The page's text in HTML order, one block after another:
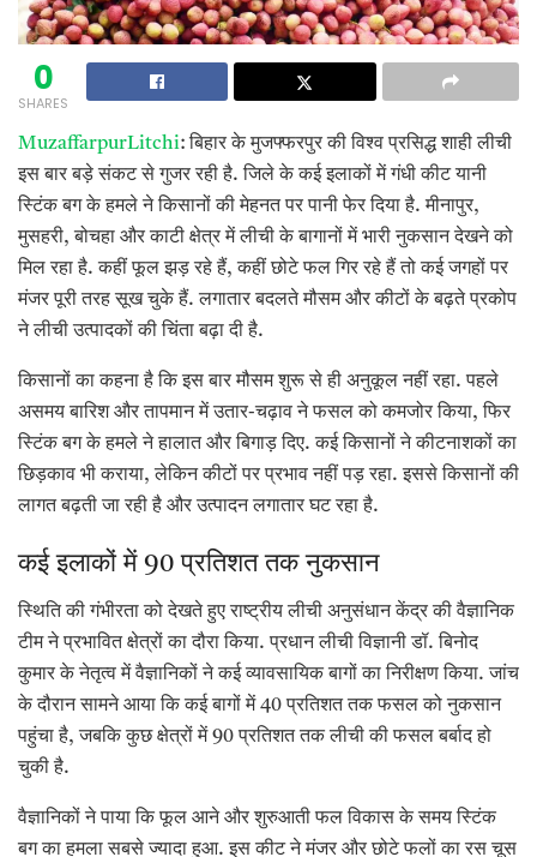
0
SHARES
MuzaffarpurLitchi: बिहार के मुजफ्फरपुर की विश्व प्रसिद्ध शाही लीची
इस बार बड़े संकट से गुजर रही है. जिले के कई इलाकों में गंधी कीट यानी
स्टिंक बग के हमले ने किसानों की मेहनत पर पानी फेर दिया है. मीनापुर,
मुसहरी, बोचहा और काटी क्षेत्र में लीची के बागानों में भारी नुकसान देखने को
मिल रहा है. कहीं फूल झड़ रहे हैं, कहीं छोटे फल गिर रहे हैं तो कई जगहों पर
मंजर पूरी तरह सूख चुके हैं. लगातार बदलते मौसम और कीटों के बढ़ते प्रकोप
ने लीची उत्पादकों की चिंता बढ़ा दी है.
किसानों का कहना है कि इस बार मौसम शुरू से ही अनुकूल नहीं रहा. पहले
असमय बारिश और तापमान में उतार-चढ़ाव ने फसल को कमजोर किया, फिर
स्टिंक बग के हमले ने हालात और बिगाड़ दिए. कई किसानों ने कीटनाशकों का
छिड़काव भी कराया, लेकिन कीटों पर प्रभाव नहीं पड़ रहा. इससे किसानों की
लागत बढ़ती जा रही है और उत्पादन लगातार घट रहा है.
कई इलाकों में 90 प्रतिशत तक नुकसान
स्थिति की गंभीरता को देखते हुए राष्ट्रीय लीची अनुसंधान केंद्र की वैज्ञानिक
टीम ने प्रभावित क्षेत्रों का दौरा किया. प्रधान लीची विज्ञानी डॉ. बिनोद
कुमार के नेतृत्व में वैज्ञानिकों ने कई व्यावसायिक बागों का निरीक्षण किया. जांच
के दौरान सामने आया कि कई बागों में 40 प्रतिशत तक फसल को नुकसान
पहुंचा है, जबकि कुछ क्षेत्रों में 90 प्रतिशत तक लीची की फसल बर्बाद हो
चुकी है.
वैज्ञानिकों ने पाया कि फूल आने और शुरुआती फल विकास के समय स्टिंक
बग का हमला सबसे ज्यादा हुआ. इस कीट ने मंजर और छोटे फलों का रस चूस